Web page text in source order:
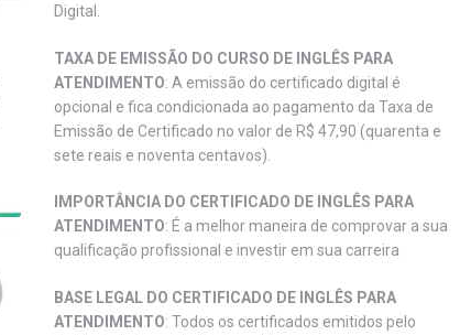
Digital.
TAXA DE EMISSÃO DO CURSO DE INGLÊS PARA
ATENDIMENTO: A emissão do certificado digital é
opcional e fica condicionada ao pagamento da Taxa de
Emissão de Certificado no valor de R$ 47,90 (quarenta e
sete reais e noventa centavos).
IMPORTÂNCIA DO CERTIFICADO DE INGLÊS PARA
ATENDIMENTO: É a melhor maneira de comprovar a sua
qualificação profissional e investir em sua carreira
BASE LEGAL DO CERTIFICADO DE INGLÊS PARA
ATENDIMENTO: Todos os certificados emitidos pelo